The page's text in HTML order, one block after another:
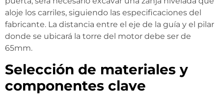
aloje los carriles, siguiendo las especificaciones del
fabricante. La distancia entre el eje de la guía y el pilar
donde se ubicará la torre del motor debe ser de
65mm.
Selección de materiales y
componentes clave